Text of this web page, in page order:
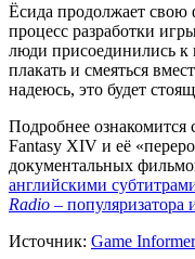
Ёсида продолжает свою
процесс разработки
люди присоединились
плакать и смеяться
надеюсь, это будет
Подробнее ознакомится
Fantasy XIV и её
документальных
английскими
Radio –
Источник: Game Informer